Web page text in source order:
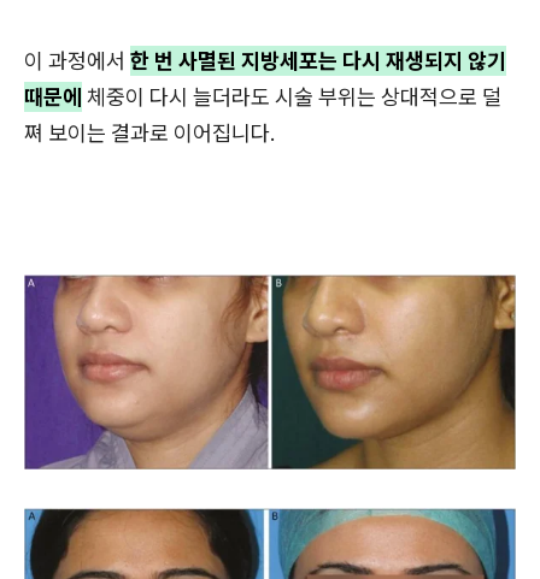
이 과정에서 한 번 사멸된 지방세포는 다시 재생되지 않기
때문에 체중이 다시 늘더라도 시술 부위는 상대적으로 덜
쪄 보이는 결과로 이어집니다.